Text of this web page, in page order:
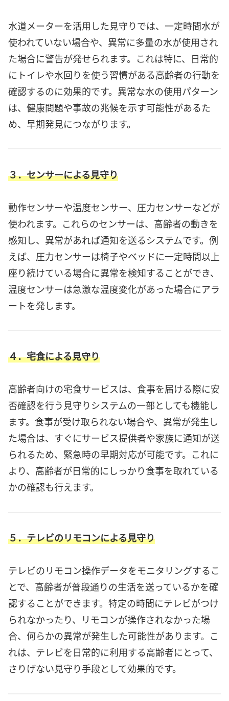
水道メーターを活用した見守りでは、一定時間水が
使われていない場合や、異常に多量の水が使用され
た場合に警告が発せられます。これは特に、日常的
にトイレや水回りを使う習慣がある高齢者の行動を
確認するのに効果的です。異常な水の使用パターン
は、健康問題や事故の兆候を示す可能性があるた
め、早期発見につながります。
３．センサーによる見守り
動作センサーや温度センサー、圧力センサーなどが
使われます。これらのセンサーは、高齢者の動きを
感知し、異常があれば通知を送るシステムです。例
えば、圧力センサーは椅子やベッドに一定時間以上
座り続けている場合に異常を検知することができ、
温度センサーは急激な温度変化があった場合にアラ
ートを発します。
４．宅食による見守り
高齢者向けの宅食サービスは、食事を届ける際に安
否確認を行う見守りシステムの一部としても機能し
ます。食事が受け取られない場合や、異常が発生し
た場合は、すぐにサービス提供者や家族に通知が送
られるため、緊急時の早期対応が可能です。これに
より、高齢者が日常的にしっかり食事を取れている
かの確認も行えます。
５．テレビのリモコンによる見守り
テレビのリモコン操作データをモニタリングするこ
とで、高齢者が普段通りの生活を送っているかを確
認することができます。特定の時間にテレビがつけ
られなかったり、リモコンが操作されなかった場
合、何らかの異常が発生した可能性があります。こ
れは、テレビを日常的に利用する高齢者にとって、
さりげない見守り手段として効果的です。